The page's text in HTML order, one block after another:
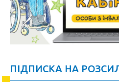
ПІДПИСКА НА